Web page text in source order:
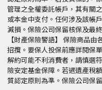
管理之全權委託帳戶，其有關
或本金中支付。任何涉及該帳
減損。保險公司保留核保及最
【財產保險警語】 保險商品
招攬。要保人投保前應詳閱保
解約可能不利消費者，請慎選
險安定基金保障。若遇遺產稅
質認定原則為準。保險公司保